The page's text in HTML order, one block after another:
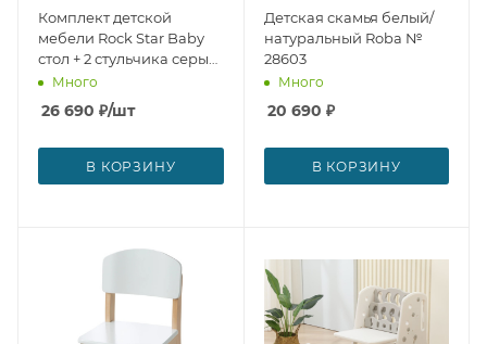
Комплект детской
мебели Rock Star Baby
стол + 2 стульчика серые
Roba № 28605
Много
26 690 ₽/шт
В КОРЗИНУ
Детская скамья белый/
натуральный Roba №
28603
Много
20 690 ₽
В КОРЗИНУ